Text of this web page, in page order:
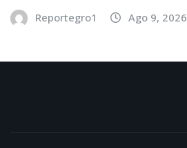
Reportegro1 Ago 9, 2026